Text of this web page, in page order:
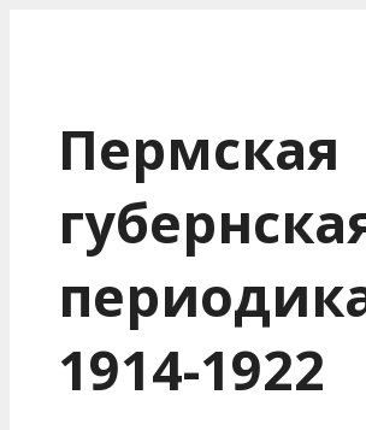
Пермская
1914-1922